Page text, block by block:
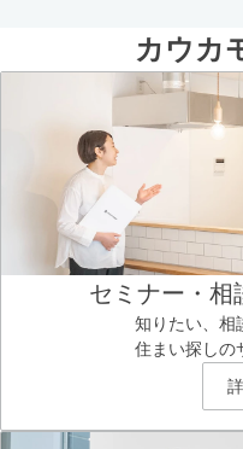
カウカ
セミナー・相
知りたい、相
住まい探しの